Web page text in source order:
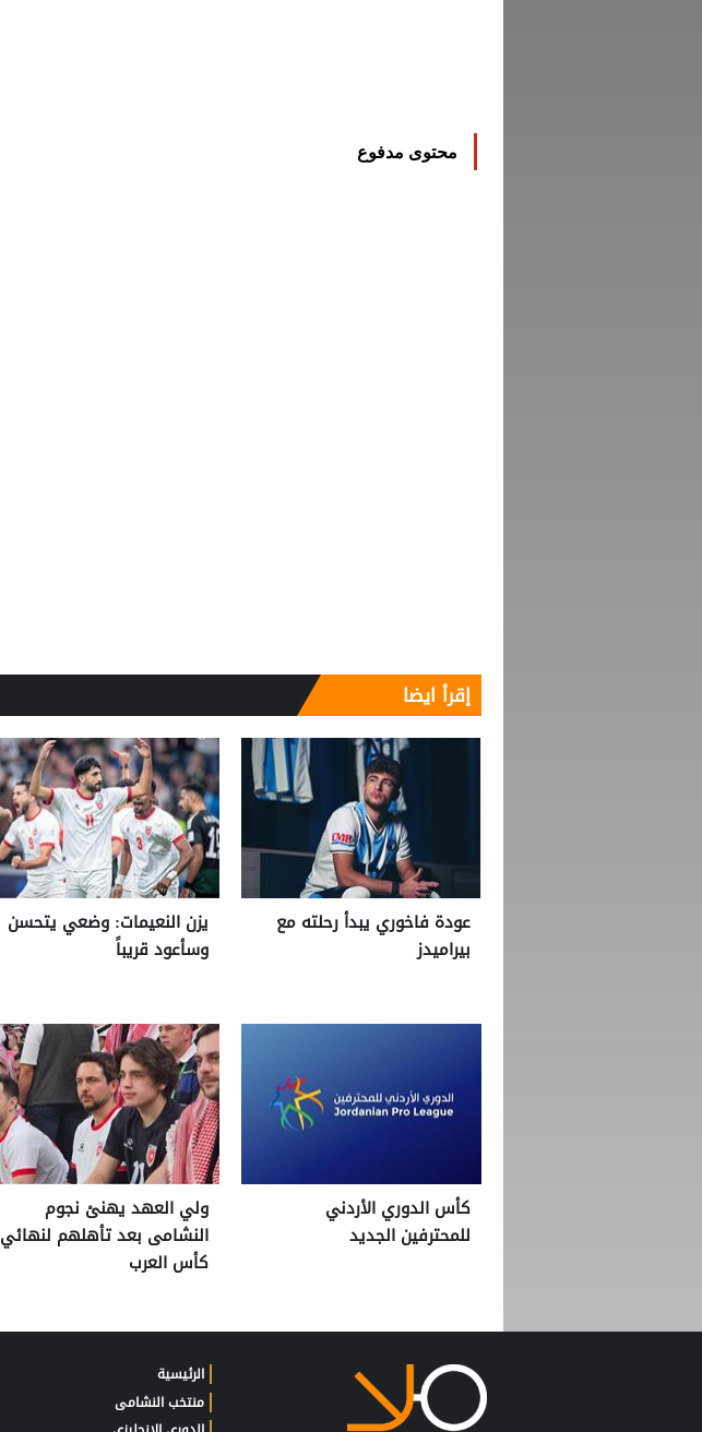
محتوى مدفوع
إقرأ ايضا
عودة فاخوري يبدأ رحلته مع
بيراميدز
يزن النعيمات: وضعي يتحسن
وسأعود قريباً
كأس الدوري الأردني
للمحترفين الجديد
ولي العهد يهنئ نجوم
النشامى بعد تأهلهم لنهائي
كأس العرب
الرئيسية
منتخب النشامى